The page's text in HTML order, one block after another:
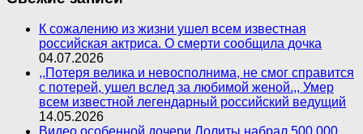
К сожалению из жизни ушел всем известная
российская актриса. О смерти сообщила дочка
04.07.2026
,,Потеря велика и невосполнима, не смог справится
с потерей, ушел вслед за любимой женой.,, Умер
всем известной легендарный российский ведущий
14.05.2026